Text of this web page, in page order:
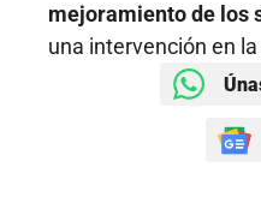
mejoramiento de los
una intervención en